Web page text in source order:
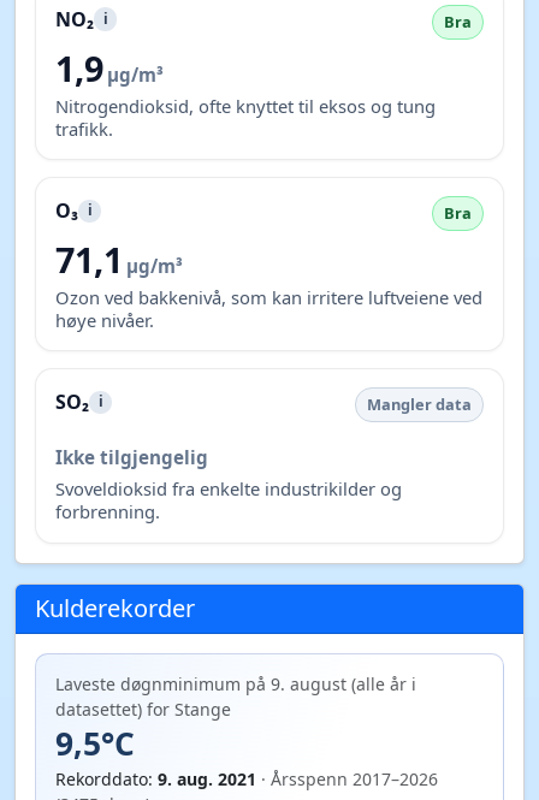
NO₂ i Bra
1,9 µg/m³
Nitrogendioksid, ofte knyttet til eksos og tung
trafikk.
O₃ i Bra
71,1 µg/m³
Ozon ved bakkenivå, som kan irritere luftveiene ved
høye nivåer.
SO₂ i Mangler data
Ikke tilgjengelig
Svoveldioksid fra enkelte industrikilder og
forbrenning.
Kulderekorder
Laveste døgnminimum på 9. august (alle år i
datasettet) for Stange
9,5°C
Rekorddato: 9. aug. 2021 · Årsspenn 2017–2026